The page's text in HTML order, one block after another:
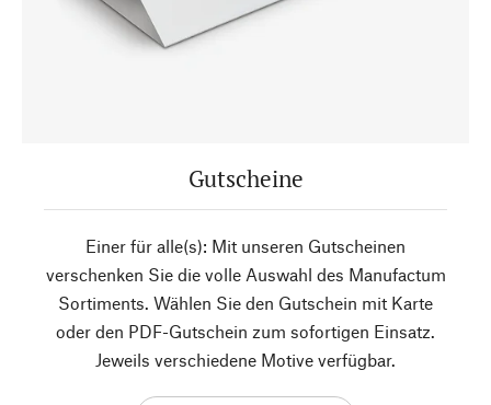
Gutscheine
Einer für alle(s): Mit unseren Gutscheinen
verschenken Sie die volle Auswahl des Manufactum
Sortiments. Wählen Sie den Gutschein mit Karte
oder den PDF-Gutschein zum sofortigen Einsatz.
Jeweils verschiedene Motive verfügbar.